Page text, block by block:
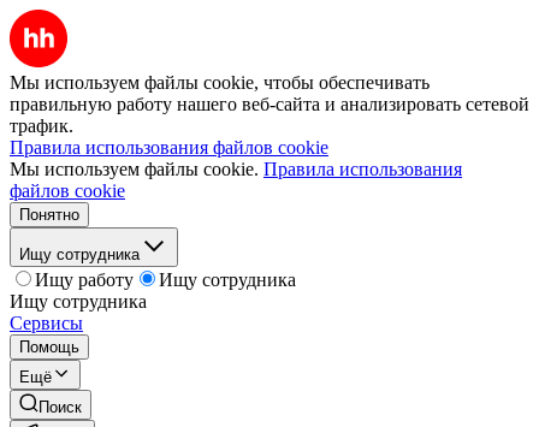
Мы используем файлы cookie, чтобы обеспечивать
правильную работу нашего веб-сайта и анализировать сетевой
трафик.
Правила использования файлов cookie
Мы используем файлы cookie. Правила использования
файлов cookie
Понятно
Ищу сотрудника
Ищу работу
Ищу сотрудника
Ищу сотрудника
Сервисы
Помощь
Ещё
Поиск